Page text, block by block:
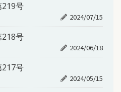
号
2024/07/15
号
2024/06/18
号
2024/05/15